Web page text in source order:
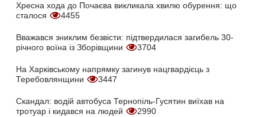
Хресна хода до Почаєва викликала хвилю обурення: що
сталося
4455
Вважався зниклим безвісти: підтвердилася загибель 30-
річного воїна із Зборівщини
3704
На Харківському напрямку загинув нацгвардієць з
Теребовлянщини
3447
Скандал: водій автобуса Тернопіль-Гусятин виїхав на
тротуар і кидався на людей
2990